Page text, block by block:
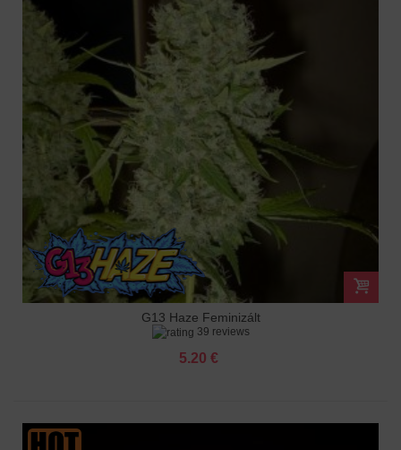
G13 Haze Feminizált
39 reviews
5.20 €